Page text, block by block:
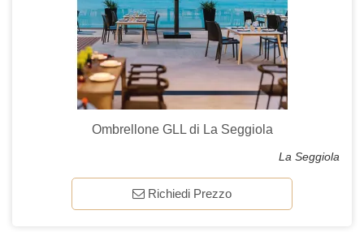
Ombrellone GLL di La Seggiola
La Seggiola
Richiedi Prezzo